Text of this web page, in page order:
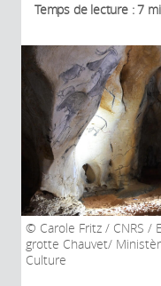
Temps de lecture : 7
Carole Fritz / CNRS /
grotte Chauvet/
Culture